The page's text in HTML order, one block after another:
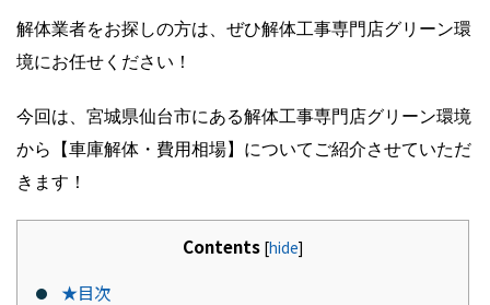
解体業者をお探しの方は、ぜひ解体工事専門店グリーン環
境にお任せください！
今回は、宮城県仙台市にある解体工事専門店グリーン環境
から【車庫解体・費用相場】についてご紹介させていただ
きます！
Contents [hide]
★目次